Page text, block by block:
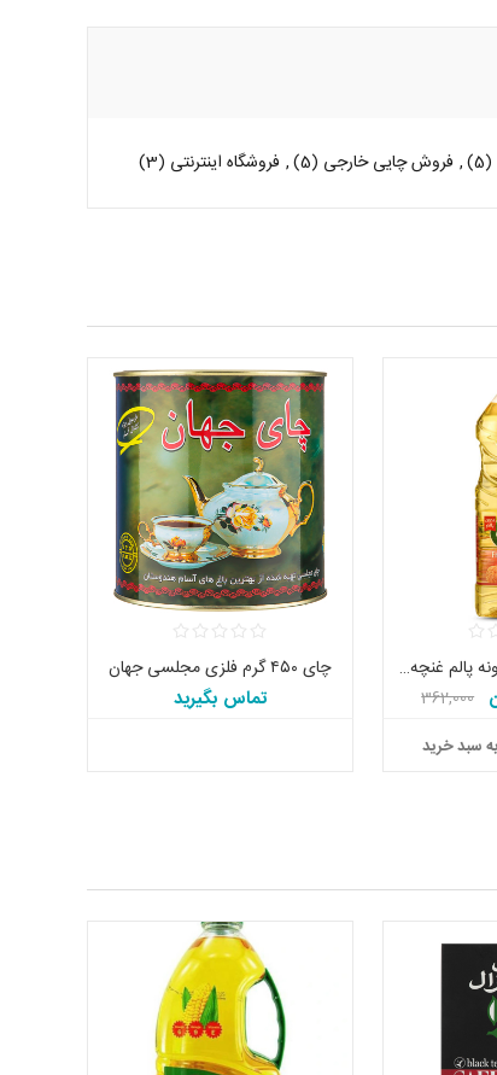
(5)
, فروش چایی خارجی (5)
, فروشگاه اینترنتی (3)
روغن سرخ ‌کردنی بدونه پالم غنچه ۸۱۰ گرم
362,000
سبد خرید
چای ۴۵۰ گرم فلزی مجلسی جهان
تماس بگیرید